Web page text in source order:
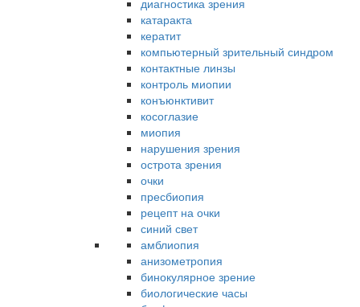
диагностика зрения
катаракта
кератит
компьютерный зрительный синдром
контактные линзы
контроль миопии
конъюнктивит
косоглазие
миопия
нарушения зрения
острота зрения
очки
пресбиопия
рецепт на очки
синий свет
амблиопия
анизометропия
бинокулярное зрение
биологические часы